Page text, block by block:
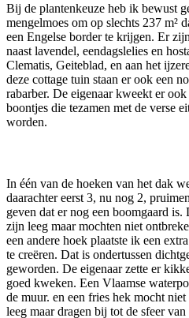
Bij de plantenkeuze heb ik bewust
mengelmoes om op slechts 237 m²
een Engelse border te krijgen. Er
naast lavendel, eendagslelies en
Clematis, Geiteblad, en aan het
deze cottage tuin staan er ook een
rabarber. De eigenaar kweekt er
boontjes die tezamen met de verse
worden.
In één van de hoeken van het dak
daarachter eerst 3, nu nog 2,
geven dat er nog een boomgaard
zijn leeg maar mochten niet
een andere hoek plaatste ik een
te creëren. Dat is ondertussen
geworden. De eigenaar zette er
goed kweken. Een Vlaamse
de muur. en een fries hek mocht
leeg maar dragen bij tot de sfeer van